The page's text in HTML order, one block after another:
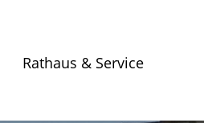
Rathaus & Service